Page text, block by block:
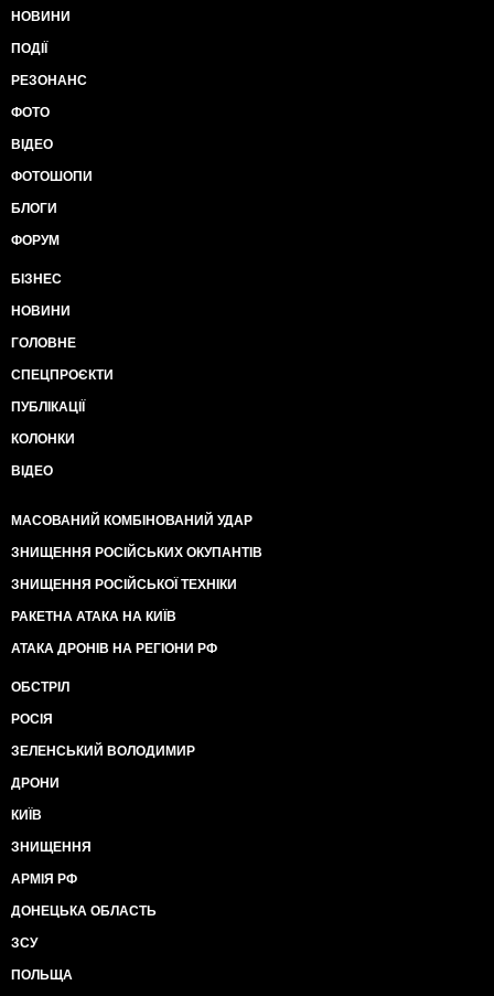
НОВИНИ
ПОДІЇ
РЕЗОНАНС
ФОТО
ВІДЕО
ФОТОШОПИ
БЛОГИ
ФОРУМ
БІЗНЕС
НОВИНИ
ГОЛОВНЕ
СПЕЦПРОЄКТИ
ПУБЛІКАЦІЇ
КОЛОНКИ
ВІДЕО
МАСОВАНИЙ КОМБІНОВАНИЙ УДАР
ЗНИЩЕННЯ РОСІЙСЬКИХ ОКУПАНТІВ
ЗНИЩЕННЯ РОСІЙСЬКОЇ ТЕХНІКИ
РАКЕТНА АТАКА НА КИЇВ
АТАКА ДРОНІВ НА РЕГІОНИ РФ
ОБСТРІЛ
РОСІЯ
ЗЕЛЕНСЬКИЙ ВОЛОДИМИР
ДРОНИ
КИЇВ
ЗНИЩЕННЯ
АРМІЯ РФ
ДОНЕЦЬКА ОБЛАСТЬ
ЗСУ
ПОЛЬЩА